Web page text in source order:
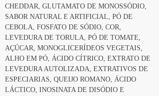
CHEDDAR, GLUTAMATO DE MONOSSÓDIO,
SABOR NATURAL E ARTIFICIAL, PÓ DE
CEBOLA, FOSFATO DE SÓDIO, COR,
LEVEDURA DE TORULA, PÓ DE TOMATE,
AÇÚCAR, MONOGLICERÍDEOS VEGETAIS,
ALHO EM PÓ, ÁCIDO CÍTRICO, EXTRATO DE
LEVEDURA AUTOLIZADA, EXTRATIVOS DE
ESPECIARIAS, QUEIJO ROMANO, ÁCIDO
LÁCTICO, INOSINATA DE DISÓDIO E